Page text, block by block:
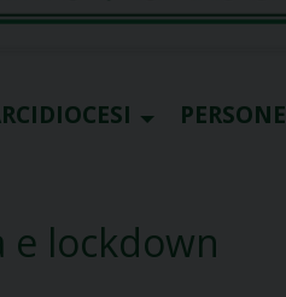
PERSONE
e lockdown